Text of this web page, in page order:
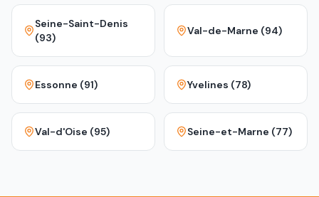
Seine-Saint-Denis
(93)
Val-de-Marne (94)
Essonne (91) Yvelines (78)
Val-d'Oise (95) Seine-et-Marne (77)